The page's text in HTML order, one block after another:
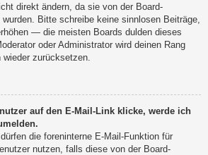
direkt ändern, da sie von der Board-
Bitte schreibe keine sinnlosen Beiträge,
— die meisten Boards dulden dieses
oder Administrator wird deinen Rang
zurücksetzen.
auf den E-Mail-Link klicke, werde ich
die foreninterne E-Mail-Funktion für
nutzen, falls diese von der Board-